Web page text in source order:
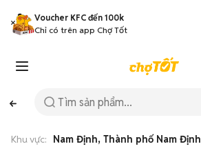
Voucher KFC đến 100k
Chỉ có trên app Chợ Tốt
Khu vực: Nam Định, Thành phố Nam Định